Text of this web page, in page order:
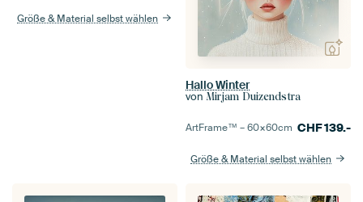
Größe & Material selbst wählen
Hallo Winter
von Mirjam Duizendstra
ArtFrame™ –60×60cm CHF139.-
Größe & Material selbst wählen